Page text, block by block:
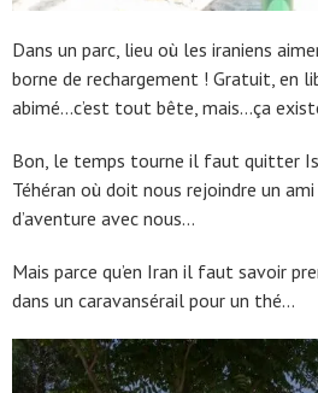
Dans un parc, lieu où les iraniens
borne de rechargement ! Gratuit, en
abimé…c’est tout bête, mais…ça
Bon, le temps tourne il faut quitter
Téhéran où doit nous rejoindre un
d’aventure avec nous…
Mais parce qu’en Iran il faut savoir
dans un caravansérail pour un thé…